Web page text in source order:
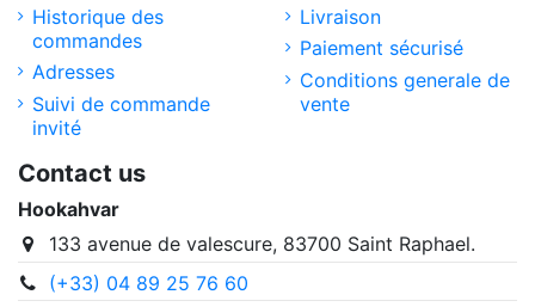
Historique des
commandes
Adresses
Suivi de commande
invité
Livraison
Paiement sécurisé
Conditions generale de
vente
Contact us
Hookahvar
133 avenue de valescure, 83700 Saint Raphael.
(+33) 04 89 25 76 60